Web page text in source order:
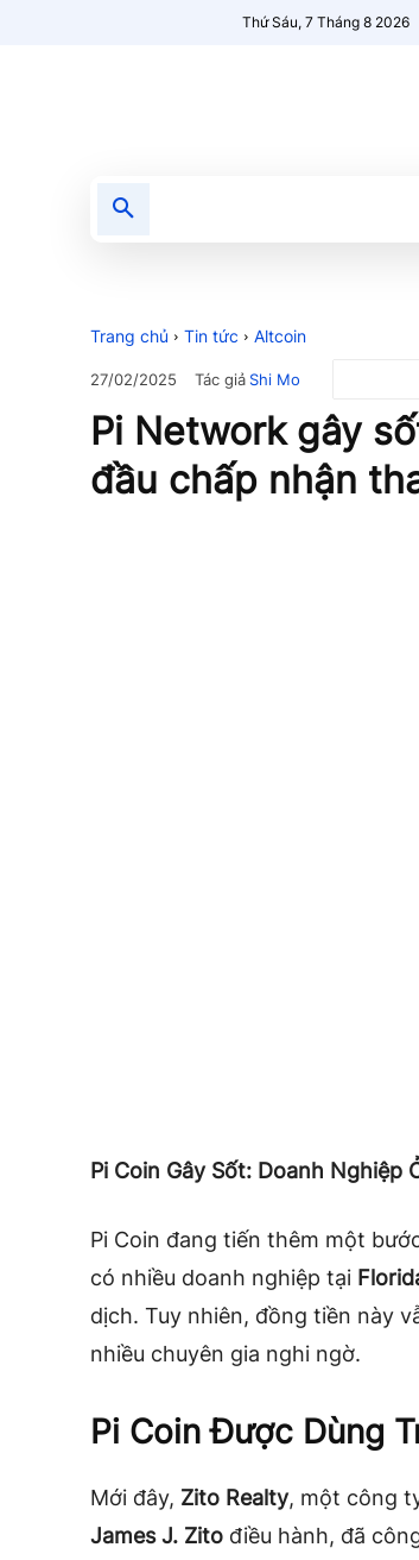
Thứ Sáu, 7 Tháng 8 2026
Trang chủ Tin tức Altcoin
27/02/2025 Tác giảShi Mo
Pi Network gây
đầu chấp nhận
Pi Coin Gây Sốt: Doanh Nghiệp
Pi Coin đang tiến thêm một
có nhiều doanh nghiệp tại
dịch. Tuy nhiên, đồng tiền này
nhiều chuyên gia nghi ngờ.
Pi Coin Được Dùng
Mới đây, Zito Realty, một công
James J. Zito điều hành, đã